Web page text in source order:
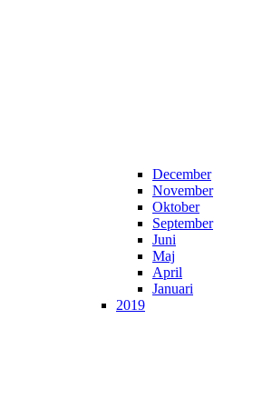
December
November
Oktober
September
Juni
Maj
April
Januari
2019